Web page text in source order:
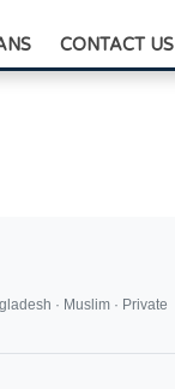
CONTACT US
· Muslim · Private